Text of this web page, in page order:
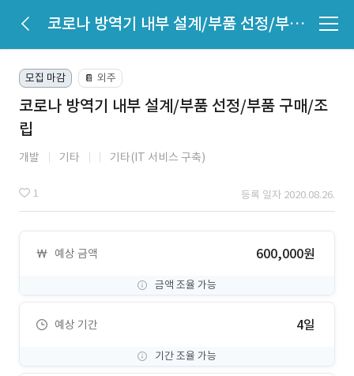
코로나 방역기 내부 설계/부품 선정/부품 구매/조립
모집 마감 📔 외주
코로나 방역기 내부 설계/부품 선정/부품 구매/조
립
개발 기타 기타(IT 서비스 구축)
1 등록 일자 2020.08.26.
예상 금액 600,000원
금액 조율 가능
예상 기간 4일
기간 조율 가능